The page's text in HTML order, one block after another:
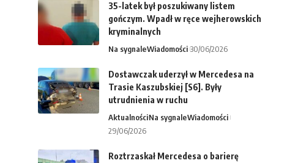
35-latek był poszukiwany listem
gończym. Wpadł w ręce wejherowskich
kryminalnych
Na sygnaleWiadomości 30/06/2026
Dostawczak uderzył w Mercedesa na
Trasie Kaszubskiej [S6]. Były
utrudnienia w ruchu
AktualnościNa sygnaleWiadomości
29/06/2026
Roztrzaskał Mercedesa o barierę